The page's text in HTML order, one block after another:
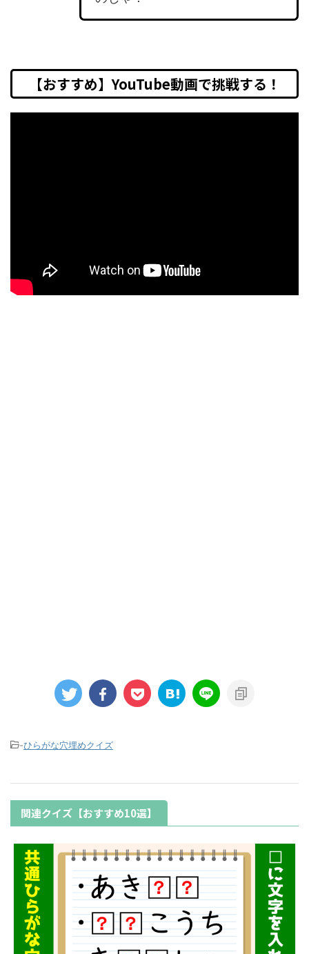
【おすすめ】YouTube動画で挑戦する！
-ひらがな穴埋めクイズ
関連クイズ【おすすめ10選】